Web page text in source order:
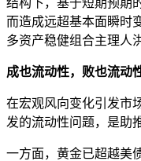
而造成远超基本面瞬时
多资产稳健组合主理人
成也流动性，败也流动
在宏观风向变化引发市
发的流动性问题，是助
一方面，黄金已超越美